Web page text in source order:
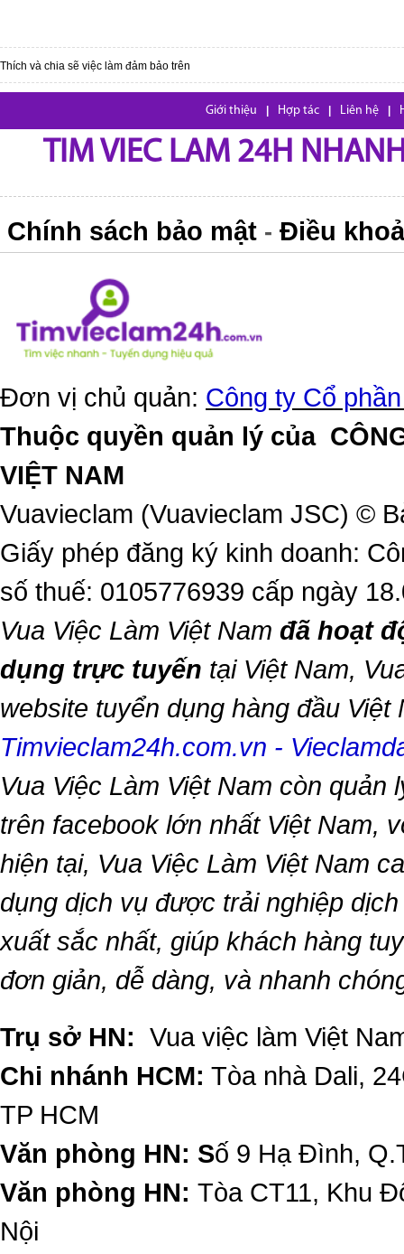
Thích và chia sẽ việc làm đảm bảo trên
Giới thiệu Hợp tác Liên hệ
TIM VIEC LAM 24H
Chính sách bảo mật - Điều
Đơn vị chủ quản: Công ty Cổ
Thuộc quyền quản lý của
VIỆT NAM
Vuavieclam (Vuavieclam JSC) ©
Giấy phép đăng ký kinh doanh:
số thuế: 0105776939 cấp ngày
Vua Việc Làm Việt Nam đã hoạt
dụng trực tuyến tại Việt Nam,
website tuyển dụng hàng đầu
Timvieclam24h.com.vn -
Vua Việc Làm Việt Nam còn quản
trên facebook lớn nhất Việt Nam,
hiện tại, Vua Việc Làm Việt Nam
dụng dịch vụ được trải nghiệp
xuất sắc nhất, giúp khách hàng
đơn giản, dễ dàng, và nhanh
Trụ sở HN: Vua việc làm Việt
Chi nhánh HCM: Tòa nhà Dali,
TP HCM
Văn phòng HN: Số 9 Hạ Đình,
Văn phòng HN: Tòa CT11, Khu
Nội